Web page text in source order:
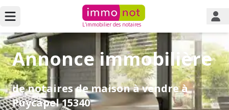
L'immobilier des notaires
Annonce immobilière
de notaires de maison à vendre à
Puycapel 15340